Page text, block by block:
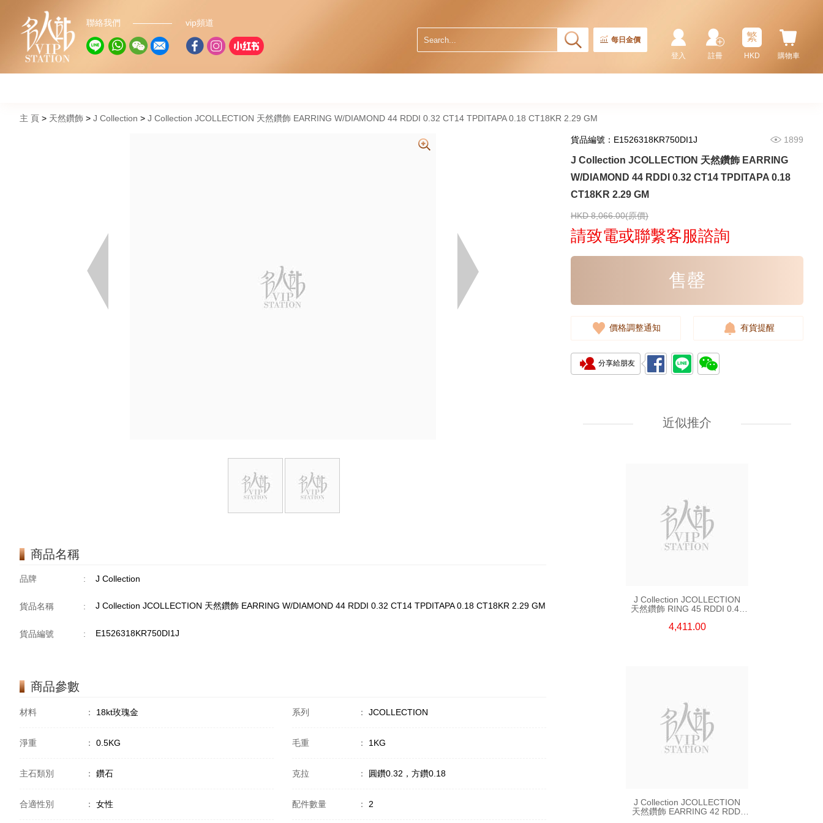
聯絡我們 vip頻道
每日金價
購物車
繁
HKD
註冊
登入
主 頁 天然鑽飾 J Collection J Collection JCOLLECTION 天然鑽飾 EARRING W/DIAMOND 44 RDDI 0.32 CT14 TPDITAPA 0.18 CT18KR 2.29 GM
商品名稱
品牌 : J Collection
貨品名稱 : J Collection JCOLLECTION 天然鑽飾 EARRING W/DIAMOND 44 RDDI 0.32 CT14 TPDITAPA 0.18 CT18KR 2.29 GM
貨品編號 : E1526318KR750DI1J
商品參數
材料 ： 18kt玫瑰金 系列 ： JCOLLECTION
淨重 ： 0.5KG 毛重 ： 1KG
主石類別 ： 鑽石 克拉 ： 圓鑽0.32，方鑽0.18
合適性別 ： 女性 配件數量 ： 2
貨品編號：E1526318KR750DI1J 1899
J Collection JCOLLECTION 天然鑽飾 EARRING
W/DIAMOND 44 RDDI 0.32 CT14 TPDITAPA 0.18
CT18KR 2.29 GM
HKD 8,066.00(原價)
請致電或聯繫客服諮詢
售罄
價格調整通知 有貨提醒
分享給朋友
近似推介
0.21 GM (0.1CT)
J Collection JCOLLECTION
RDDI 0.32 CT18KR 2.14 GM
18KW 4.50 GM (Head 6.5mm)
3,764.00
J Collection JCOLLECTION
天然鑽飾 RING 45 RDDI 0.48
4,411.00
J Collection JCOLLECTION
天然鑽飾 EARRING 42 RDDI